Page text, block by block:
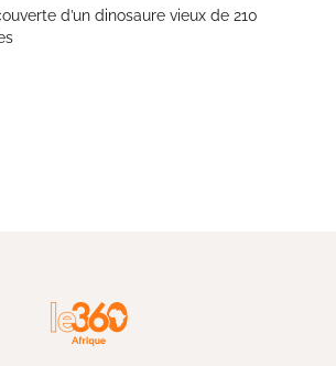
d’un dinosaure vieux de 210